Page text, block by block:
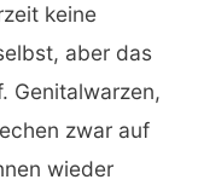
keine
aber das
Genitalwarzen,
zwar auf
wieder